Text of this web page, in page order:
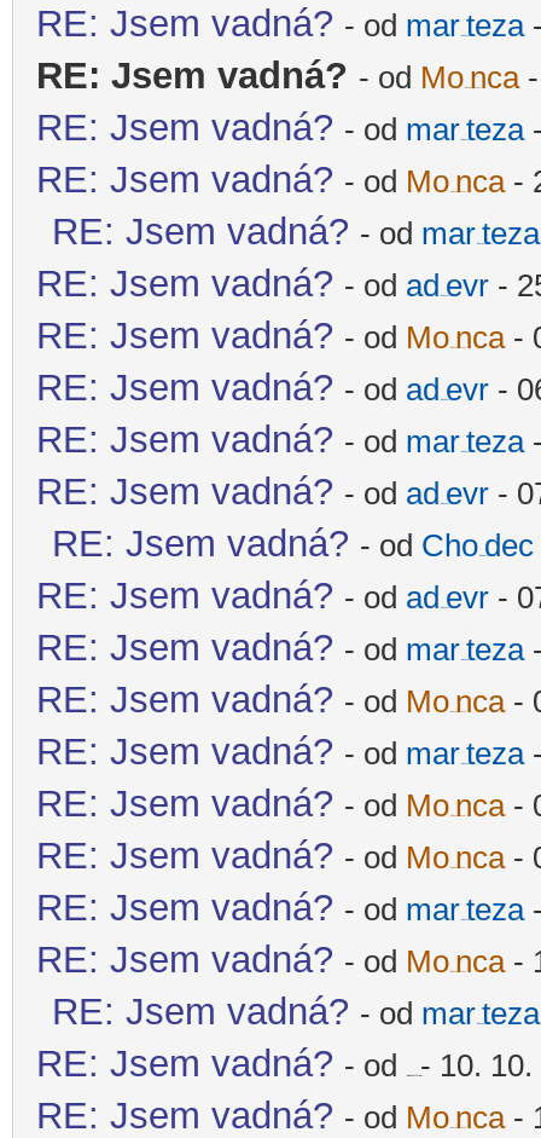
RE: Jsem vadná? - od mar -diskusni-forum-
teza-
RE: Jsem vadná? - od Mo -diskusni-forum-
nca-
RE: Jsem vadná? - od mar -diskusni-forum-
teza-
RE: Jsem vadná? - od Mo -diskusni-forum-
nca-
RE: Jsem vadná? - od mar -diskusni-forum-
teza
RE: Jsem vadná? - od ad -diskusni-forum-
evr -
RE: Jsem vadná? - od Mo -diskusni-forum-
nca-
RE: Jsem vadná? - od ad -diskusni-forum-
evr -
RE: Jsem vadná? - od mar -diskusni-forum-
teza-
RE: Jsem vadná? - od ad -diskusni-forum-
evr -
RE: Jsem vadná? - od Cho -diskusni-forum-
dec
RE: Jsem vadná? - od ad -diskusni-forum-
evr -
RE: Jsem vadná? - od mar -diskusni-forum-
teza-
RE: Jsem vadná? - od Mo -diskusni-forum-
nca-
RE: Jsem vadná? - od mar -diskusni-forum-
teza-
RE: Jsem vadná? - od Mo -diskusni-forum-
nca-
RE: Jsem vadná? - od Mo -diskusni-forum-
nca-
RE: Jsem vadná? - od mar -diskusni-forum-
teza-
RE: Jsem vadná? - od Mo -diskusni-forum-
nca-
RE: Jsem vadná? - od mar -diskusni-forum-
teza
RE: Jsem vadná? - od -diskusni-forum-
- 10. 10.
RE: Jsem vadná? - od Mo -diskusni-forum-
nca-